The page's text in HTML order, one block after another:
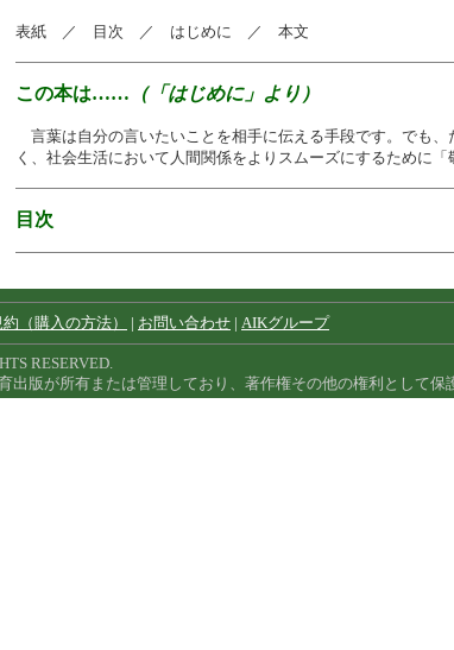
表紙 ／ 目次 ／ はじめに ／ 本文
この本は…… （「はじめに」より）
言葉は自分の言いたいことを相手に伝える手段です。でも
く、社会生活において人間関係をよりスムーズにするために「
目次
（購入の方法） | お問い合わせ | AIKグループ
RESERVED.
版が所有または管理しており、著作権その他の権利として